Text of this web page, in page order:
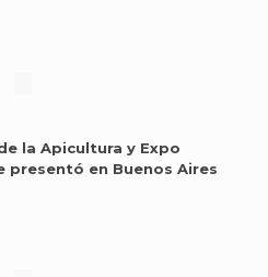
la Apicultura y Expo
presentó en Buenos Aires